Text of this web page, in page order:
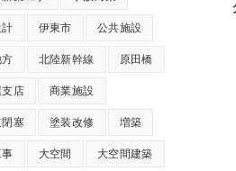
伊東市 公共施設
北陸新幹線 原田橋
店 商業施設
塞 塗装改修 増築
大空間 大空間建築